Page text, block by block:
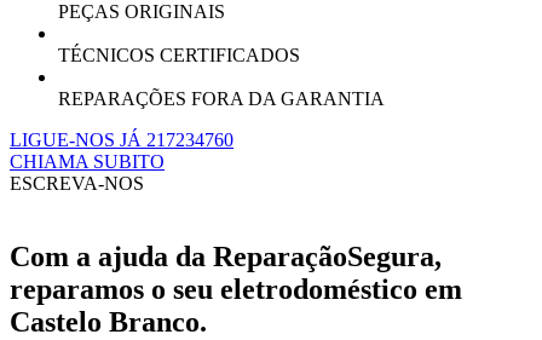
PEÇAS ORIGINAIS
TÉCNICOS CERTIFICADOS
REPARAÇÕES FORA DA GARANTIA
LIGUE-NOS JÁ 217234760
CHIAMA SUBITO
ESCREVA-NOS
Com a ajuda da ReparaçãoSegura,
reparamos o seu eletrodoméstico em
Castelo Branco.